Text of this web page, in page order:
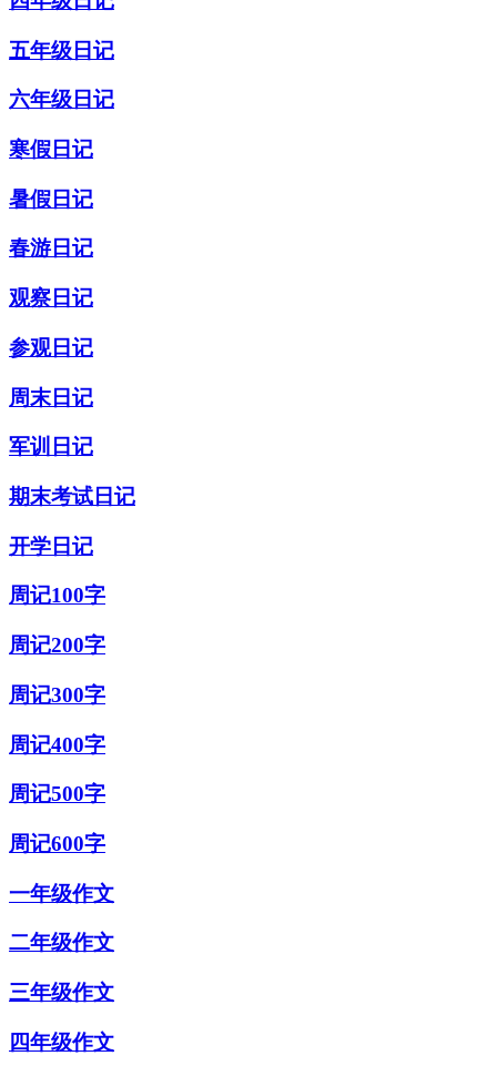
五年级日记
六年级日记
寒假日记
暑假日记
春游日记
观察日记
参观日记
周末日记
军训日记
期末考试日记
开学日记
周记100字
周记200字
周记300字
周记400字
周记500字
周记600字
一年级作文
二年级作文
三年级作文
四年级作文